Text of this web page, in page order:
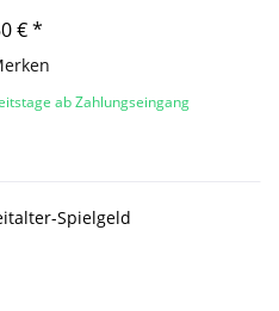
€ *
ab Zahlungseingang